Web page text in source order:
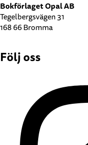
Bokförlaget Opal AB
Tegelbergsvägen 31
168 66 Bromma
Följ oss